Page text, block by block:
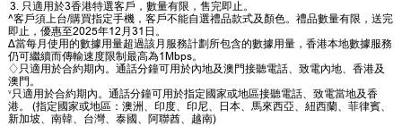
只適用於3香港特選客戶，數量有限，售完即止。
^客戶須上台/購買指定手機，客戶不能自選禮品款式及顏色。禮品數量有限，送完
即止，優惠至2025年12月31日。
∆當每月使用的數據用量超過該月服務計劃所包含的數據用量，香港本地數據服務
仍可繼續而傳輸速度限制最高為1Mbps。
♢只適用於合約期內。通話分鐘可用於內地及澳門接聽電話、致電內地、香港及
澳門。
˅只適用於合約期內。通話分鐘可用於指定國家或地區接聽電話、致電當地及香
港。 (指定國家或地區：澳洲、印度、印尼、日本、馬來西亞、紐西蘭、菲律賓、
新加坡、南韓、台灣、泰國、阿聯酋、越南)